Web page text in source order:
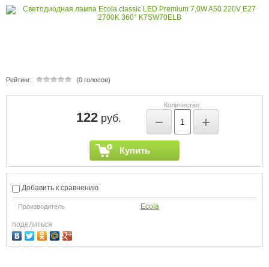
Рейтинг: (0 голосов)
122руб.
Количество:
− +
Купить
Добавить к сравнению
Производитель Ecola
поделиться